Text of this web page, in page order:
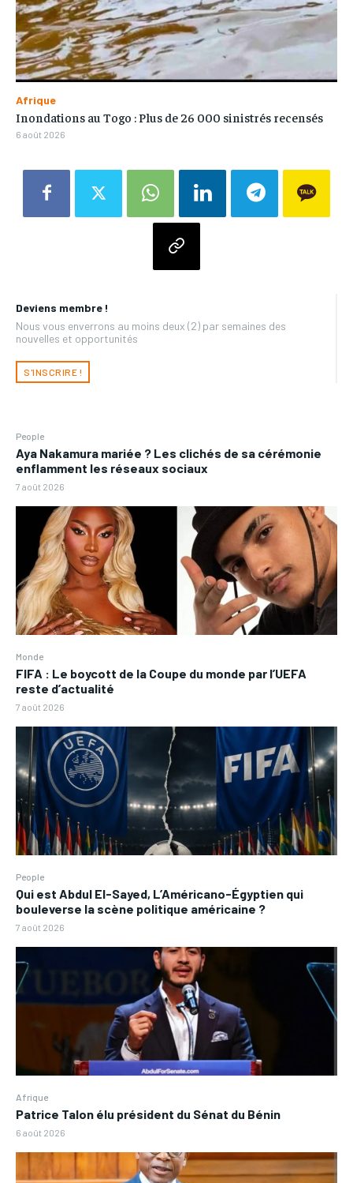
Deviens membre !
Nous vous enverrons au moins deux (2) par semaines des
nouvelles et opportunités
S'INSCRIRE !
People
Aya Nakamura mariée ? Les clichés de sa cérémonie
enflamment les réseaux sociaux
7 août 2026
Monde
FIFA : Le boycott de la Coupe du monde par l’UEFA
reste d’actualité
7 août 2026
People
Qui est Abdul El-Sayed, L’Américano-Égyptien qui
bouleverse la scène politique américaine ?
7 août 2026
Afrique
Patrice Talon élu président du Sénat du Bénin
6 août 2026
Afrique
Inondations au Togo : Plus de 26 000 sinistrés recensés
6 août 2026